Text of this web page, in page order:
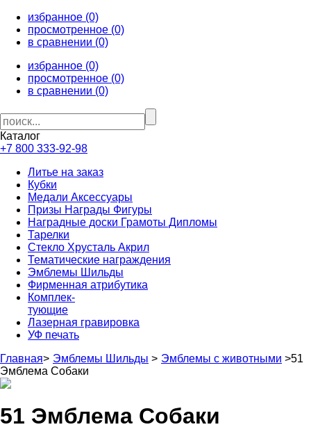
избранное (0)
просмотренное (0)
в сравнении (0)
избранное (0)
просмотренное (0)
в сравнении (0)
Каталог
+7 800 333-92-98
Литье на заказ
Кубки
Медали Аксессуары
Призы Награды Фигуры
Наградные доски Грамоты Дипломы
Тарелки
Стекло Хрусталь Акрил
Тематические награждения
Эмблемы Шильды
Фирменная атрибутика
Комплек-
тующие
Лазерная гравировка
УФ печать
Главная> Эмблемы Шильды > Эмблемы с животными >51
Эмблема Собаки
51 Эмблема Собаки